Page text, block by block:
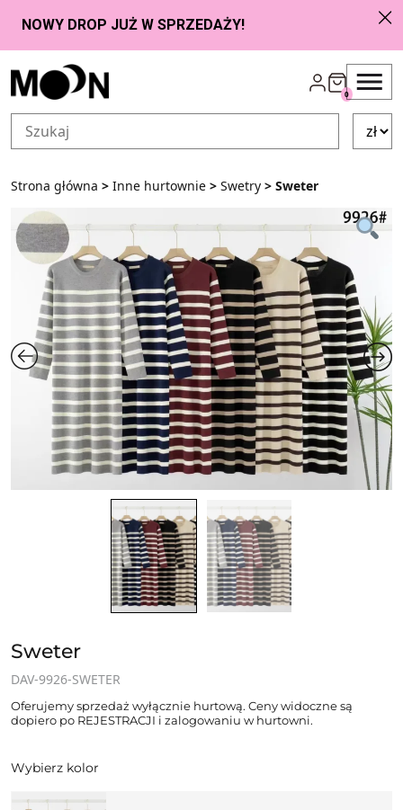
Przejdź do zawartości
0
Strona główna > Inne hurtownie > Swetry > Sweter
Sweter
DAV-9926-SWETER
Oferujemy sprzedaż wyłącznie hurtową. Ceny widoczne są
dopiero po REJESTRACJI i zalogowaniu w hurtowni.
Wybierz kolor